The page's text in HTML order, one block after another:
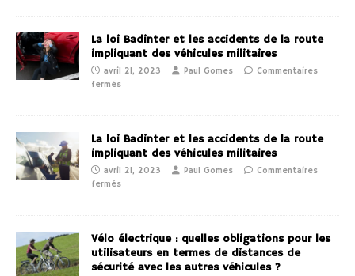
La loi Badinter et les accidents de la route
impliquant des véhicules militaires
avril 21, 2023 Paul Gomes
Commentaires
fermés
La loi Badinter et les accidents de la route
impliquant des véhicules militaires
avril 21, 2023 Paul Gomes
Commentaires
fermés
Vélo électrique : quelles obligations pour les
utilisateurs en termes de distances de
sécurité avec les autres véhicules ?